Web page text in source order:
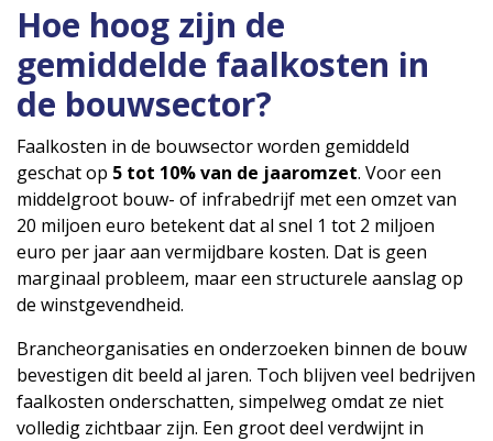
Hoe hoog zijn de
gemiddelde faalkosten in
de bouwsector?
Faalkosten in de bouwsector worden gemiddeld
geschat op 5 tot 10% van de jaaromzet. Voor een
middelgroot bouw- of infrabedrijf met een omzet van
20 miljoen euro betekent dat al snel 1 tot 2 miljoen
euro per jaar aan vermijdbare kosten. Dat is geen
marginaal probleem, maar een structurele aanslag op
de winstgevendheid.
Brancheorganisaties en onderzoeken binnen de bouw
bevestigen dit beeld al jaren. Toch blijven veel bedrijven
faalkosten onderschatten, simpelweg omdat ze niet
volledig zichtbaar zijn. Een groot deel verdwijnt in